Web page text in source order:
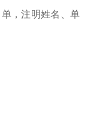
，注明姓名、单